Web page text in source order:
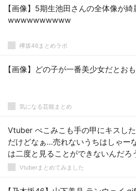
【画像】5期生池田さんの全体像が
wwwwwwwwww
欅坂46まとめラボ
【画像】どの子が一番美少女だとお
気になる芸能まとめ
Vtuber ぺこみこも手の甲にキスし
だけどなぁ…売れないうちはしゃ
は二度と見ることができないんだろ
Vtuberまとめてみました